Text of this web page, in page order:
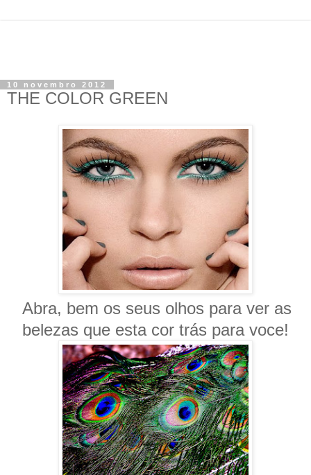
10 novembro 2012
THE COLOR GREEN
Abra, bem os seus olhos para ver as
belezas que estacor trás para voce!